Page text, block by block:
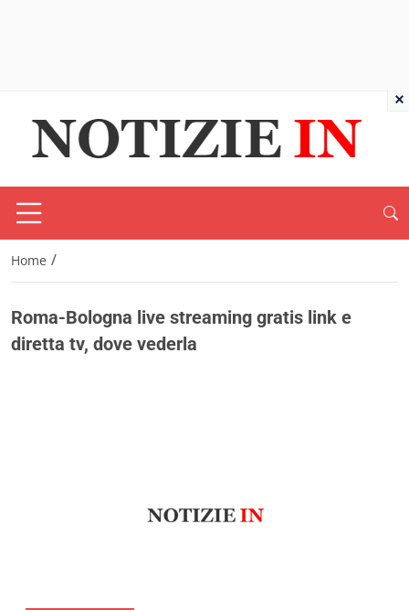
Home /
Roma-Bologna live streaming gratis link e
diretta tv, dove vederla
×